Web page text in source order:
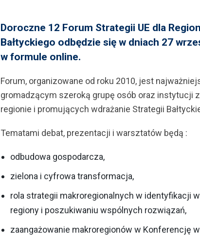
Doroczne 12 Forum Strategii UE dla
Bałtyckiego odbędzie się w dniach 27
w formule online.
Forum, organizowane od roku 2010, jest
gromadzącym szeroką grupę osób oraz instytucji
regionie i promujących wdrażanie Strategii
Tematami debat, prezentacji i warsztatów będą :
odbudowa gospodarcza,
zielona i cyfrowa transformacja,
rola strategii makroregionalnych w identyfikacji
regiony i poszukiwaniu wspólnych rozwiązań,
zaangażowanie makroregionów w Konferencję